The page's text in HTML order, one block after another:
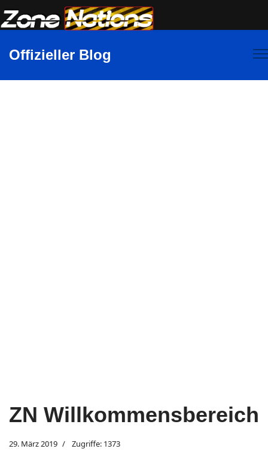
Offizieller Blog
ZN Willkommensbereich
29. März 2019 Zugriffe: 1373